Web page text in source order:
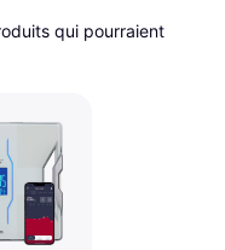
qui pourraient